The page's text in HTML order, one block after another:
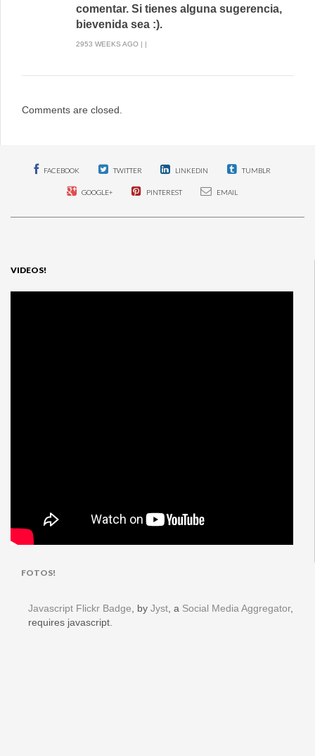
comentar. Si tienes alguna sugerencia,
bievenida sea :).
2953 WEEKS AGO | |
Comments are closed.
FACEBOOK TWITTER LINKEDIN TUMBLR
GOOGLE+ PINTEREST EMAIL
VIDEOS!
FOTOS!
Javascript Flickr Badge , by Jyst , a Social Media Aggregator,
requires javascript.